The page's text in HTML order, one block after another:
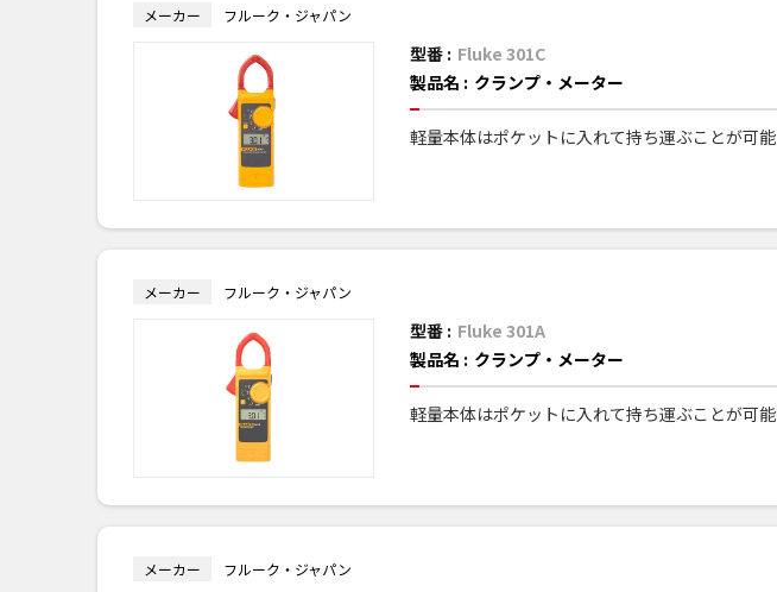
メーカー フルーク・ジャパン
型番 : Fluke 301C
製品名 : クランプ・メーター
軽量本体はポケットに入れて持ち運ぶことが可能
メーカー フルーク・ジャパン
型番 : Fluke 301A
製品名 : クランプ・メーター
軽量本体はポケットに入れて持ち運ぶことが可能
メーカー フルーク・ジャパン